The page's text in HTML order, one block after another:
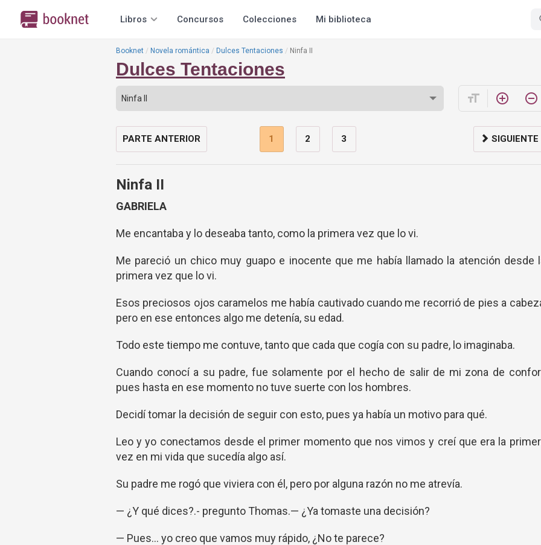
Libros Concursos Colecciones Mi biblioteca
Booknet Novela romántica Dulces Tentaciones Ninfa II
Dulces Tentaciones
format_size add_circle_outline remove_circle_outline
PARTE ANTERIOR 1 2 3 SIGUIENTE
Ninfa II
GABRIELA
Me encantaba y lo deseaba tanto, como la primera vez que lo vi.
Me pareció un chico muy guapo e inocente que me había llamado la atención desde
primera vez que lo vi.
Esos preciosos ojos caramelos me había cautivado cuando me recorrió de pies a
pero en ese entonces algo me detenía, su edad.
Todo este tiempo me contuve, tanto que cada que cogía con su padre, lo imaginaba.
Cuando conocí a su padre, fue solamente por el hecho de salir de mi zona de
pues hasta en ese momento no tuve suerte con los hombres.
Decidí tomar la decisión de seguir con esto, pues ya había un motivo para qué.
Leo y yo conectamos desde el primer momento que nos vimos y creí que era la
vez en mi vida que sucedía algo así.
Su padre me rogó que viviera con él, pero por alguna razón no me atrevía.
— ¿Y qué dices?.- pregunto Thomas.— ¿Ya tomaste una decisión?
— Pues... yo creo que vamos muy rápido, ¿No te parece?